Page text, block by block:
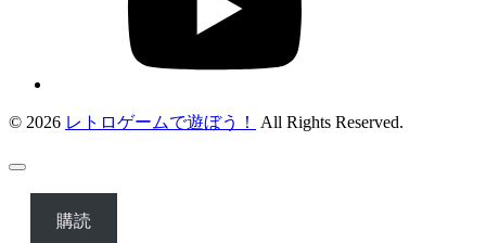
© 2026 レトロゲームで遊ぼう！ All Rights Reserved.
購読